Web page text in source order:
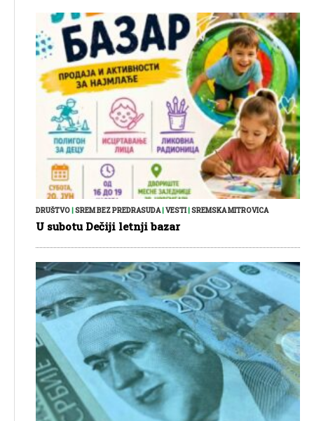
DRUŠTVO|SREM BEZ PREDRASUDA|VESTI|SREMSKA MITROVICA
U subotu Dečiji letnji bazar